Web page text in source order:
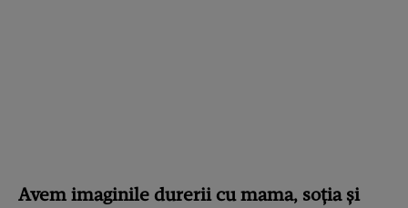
Avem imaginile durerii cu mama, soția și